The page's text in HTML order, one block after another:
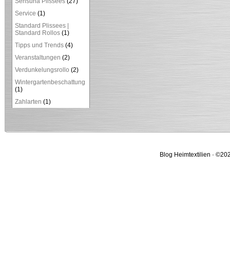
Service (1)
Standard Plissees |
Standard Rollos(1)
Tipps und Trends(4)
Veranstaltungen (2)
Verdunkelungsrollo (2)
Wintergartenbeschattung
(1)
Zahlarten (1)
Blog Heimtextilien ·